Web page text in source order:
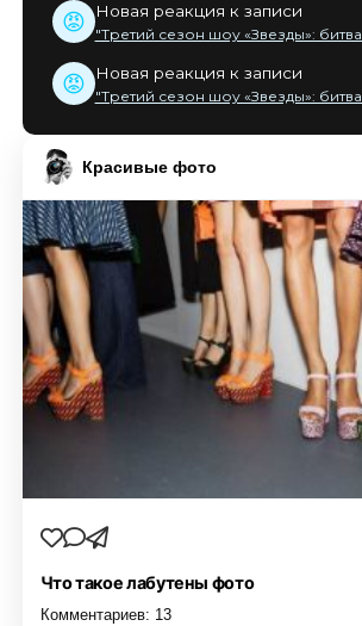
😡 Новая реакция к записи
"Третий сезон шоу «Звезды»: битва
😡 Новая реакция к записи
"Третий сезон шоу «Звезды»: битва
Красивые фото
Что такое лабутены фото
Комментариев: 13